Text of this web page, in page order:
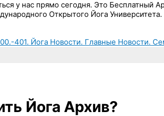
у нас прямо сегодня. Это
Открытого Йога Университета.
401. Йога Новости. Главные Новости.
Йога Архив?